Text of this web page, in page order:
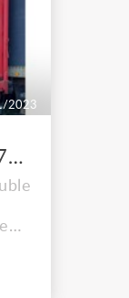
2023
Remorque fourgon 7m80 hayon